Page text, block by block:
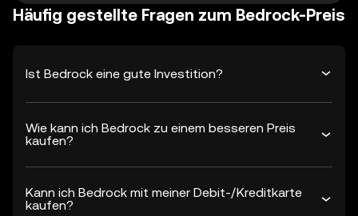
Häufig gestellte Fragen zum Bedrock-Preis
Ist Bedrock eine gute Investition?
Wie kann ich Bedrock zu einem besseren Preis
kaufen?
Kann ich Bedrock mit meiner Debit-/Kreditkarte
kaufen?